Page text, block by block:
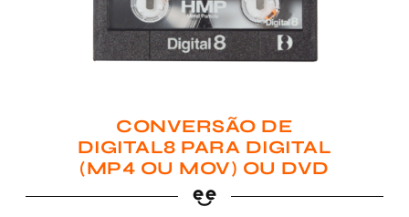
CONVERSÃO DE
DIGITAL8 PARA DIGITAL
(MP4 OU MOV) OU DVD